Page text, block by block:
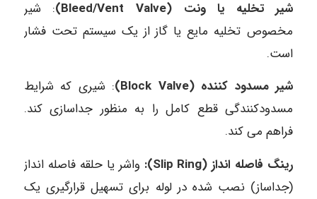
شیر تخلیه یا ونت (Bleed/Vent Valve)
: شیر
مخصوص تخلیه مایع یا گاز از یک سیستم تحت فشار
است.
شیر مسدود کننده (Block Valve)
: شیری که شرایط
مسدودکنندگی قطع کامل را به منظور جداسازی کند.
فراهم می کند.
رینگ فاصله انداز (Slip Ring):
واشر یا حلقه فاصله انداز
(جداساز) نصب شده در لوله برای تسهیل قرارگیری یک